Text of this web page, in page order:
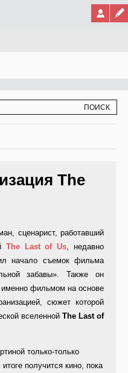
The
сценарист, работавший
The LastofUs, недавно
начало съемок фильма
забавы». Также он
именно фильмом на основе
сюжет которой
вселенной The Last of
только-только
получится кино, пока